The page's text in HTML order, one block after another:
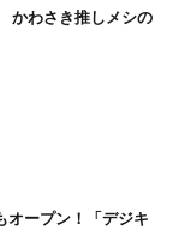
わさき推しメシの
ープン！「デジキ